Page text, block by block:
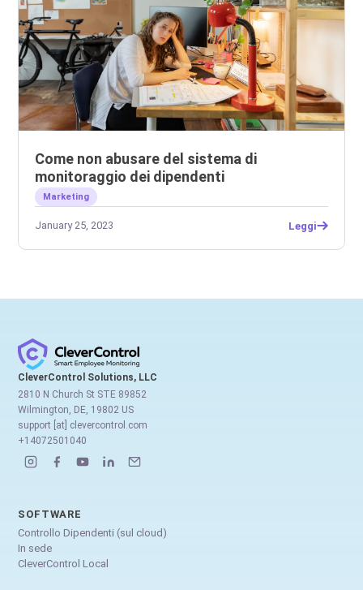
Come non abusare del sistema di
monitoraggio dei dipendenti
Marketing
January 25, 2023 Leggi
CleverControl Solutions, LLC
2810 N Church St STE 89852
Wilmington, DE, 19802 US
support [at] clevercontrol.com
+14072501040
SOFTWARE
Controllo Dipendenti (sul cloud)
In sede
CleverControl Local